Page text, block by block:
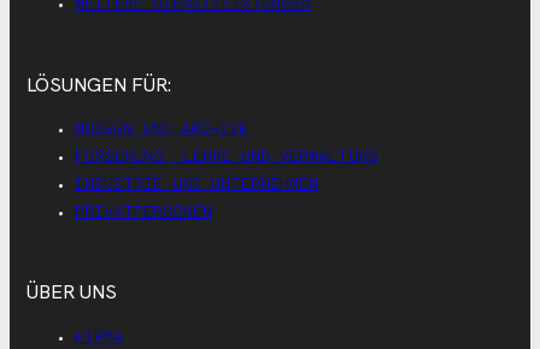
LÖSUNGEN FÜR:
MUSEEN UND ARCHIVE
FORSCHUNG, LEHRE UND VERWALTUNG
INDUSTRIE UND UNTERNEHMEN
PRIVATPERSONEN
ÜBER UNS
FIRMA